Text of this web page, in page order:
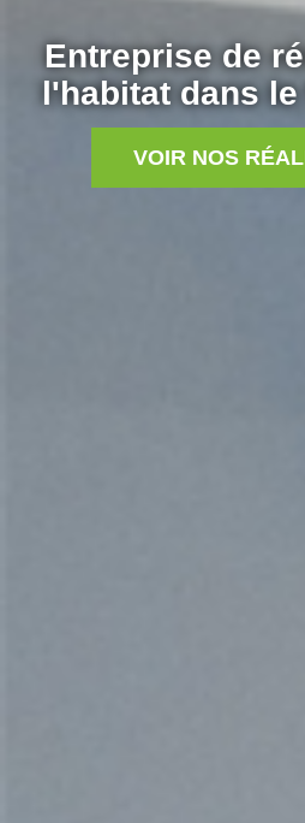
Entreprise de
l'habitat dans
VOIR NOS